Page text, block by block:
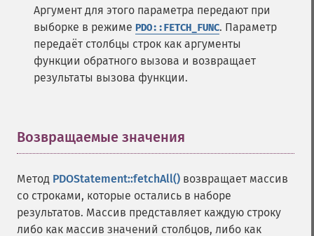
Аргумент для этого параметра передают при
выборке в режиме PDO::FETCH_FUNC. Параметр
передаёт столбцы строк как аргументы
функции обратного вызова и возвращает
результаты вызова функции.
Возвращаемые значения
Метод PDOStatement::fetchAll() возвращает массив
со строками, которые остались в наборе
результатов. Массив представляет каждую строку
либо как массив значений столбцов, либо как